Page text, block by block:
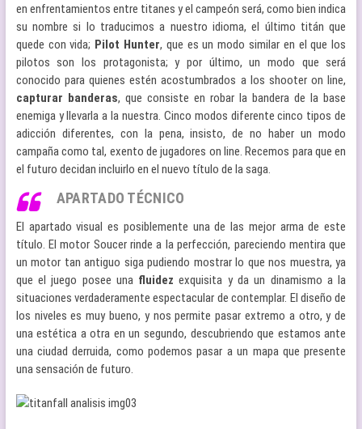
en enfrentamientos entre titanes y el campeón será, como bien indica
su nombre si lo traducimos a nuestro idioma, el último titán que
quede con vida; Pilot Hunter, que es un modo similar en el que los
pilotos son los protagonista; y por último, un modo que será
conocido para quienes estén acostumbrados a los shooter on line,
capturar banderas, que consiste en robar la bandera de la base
enemiga y llevarla a la nuestra. Cinco modos diferente cinco tipos de
adicción diferentes, con la pena, insisto, de no haber un modo
campaña como tal, exento de jugadores on line. Recemos para que en
el futuro decidan incluirlo en el nuevo título de la saga.
APARTADO TÉCNICO
El apartado visual es posiblemente una de las mejor arma de este
título. El motor Soucer rinde a la perfección, pareciendo mentira que
un motor tan antiguo siga pudiendo mostrar lo que nos muestra, ya
que el juego posee una fluidez exquisita y da un dinamismo a la
situaciones verdaderamente espectacular de contemplar. El diseño de
los niveles es muy bueno, y nos permite pasar extremo a otro, y de
una estética a otra en un segundo, descubriendo que estamos ante
una ciudad derruida, como podemos pasar a un mapa que presente
una sensación de futuro.